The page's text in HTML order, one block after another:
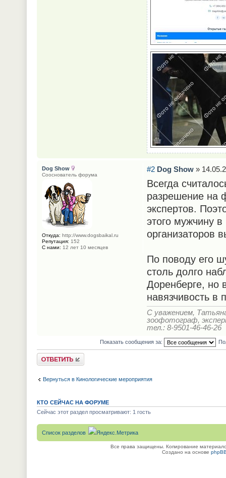
#2 Dog Show»
Всегда
разрешение на
экспертов.
этого мужчину
организаторов
По поводу его
столь долго
Доренберге, но
навязчивость в
С уважением,
зоофотограф,
тел.: 8-9501-46-46-26
Dog Show
Сооснователь форума
Откуда: http://www.dogsbaikal.ru
Репутация: 152
С нами: 12 лет 10 месяцев
Показать сообщения за:
Ответить
Вернуться в Кинологические мероприятия
КТО СЕЙЧАС НА ФОРУМЕ
Сейчас этот раздел просматривают: 1 гость
Список разделов
Все права защищены. Копирование
Создано на основе